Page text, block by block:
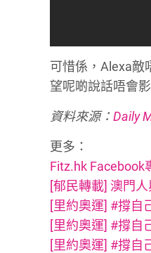
可惜係，Alexa敵
望呢啲說話唔會
資料來源：Daily
更多：
Fitz.hk Facebook
[郁民轉載] 澳門
[里約奧運] #撐自
[里約奧運] #撐自
[里約奧運] #撐自